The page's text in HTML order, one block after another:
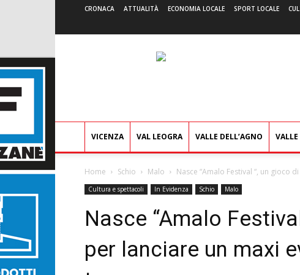
CRONACA ATTUALITÀ ECONOMIA LOCALE SPORT LOCALE
VICENZA VAL LEOGRA VALLE DELL’AGNO
Home Schio Malo Nasce “Amalo Festival “, un gioco
Cultura e spettacoli In Evidenza Schio Malo
Nasce “Amalo
per lanciare un maxi